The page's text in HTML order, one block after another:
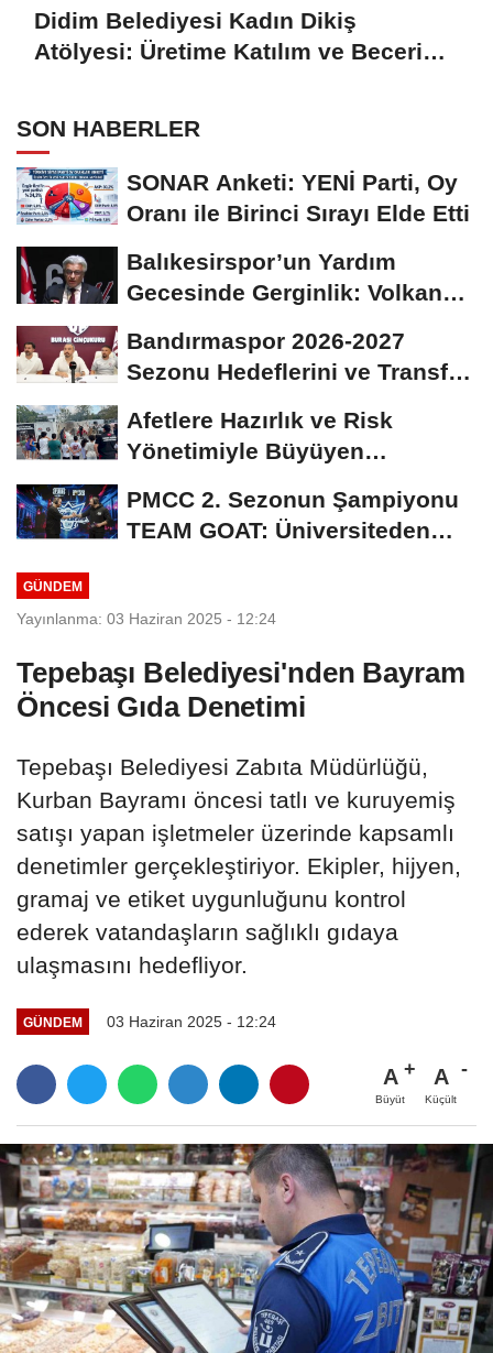
Didim Belediyesi Kadın Dikiş
Atölyesi: Üretime Katılım ve Beceri
SON HABERLER
SONAR Anketi: YENİ Parti, Oy
Oranı ile Birinci Sırayı Elde Etti
Balıkesirspor’un Yardım
Gecesinde Gerginlik: Volkan
Bandırmaspor 2026-2027
Sezonu Hedeflerini ve Transfer
Afetlere Hazırlık ve Risk
Yönetimiyle Büyüyen
PMCC 2. Sezonun Şampiyonu
TEAM GOAT: Üniversiteden
GÜNDEM
Yayınlanma: 03 Haziran 2025 - 12:24
Tepebaşı Belediyesi'nden Bayram
Öncesi Gıda Denetimi
Tepebaşı Belediyesi Zabıta Müdürlüğü,
Kurban Bayramı öncesi tatlı ve kuruyemiş
satışı yapan işletmeler üzerinde kapsamlı
denetimler gerçekleştiriyor. Ekipler, hijyen,
gramaj ve etiket uygunluğunu kontrol
ederek vatandaşların sağlıklı gıdaya
ulaşmasını hedefliyor.
GÜNDEM 03 Haziran 2025 - 12:24
A
Büyüt
A
Küçült